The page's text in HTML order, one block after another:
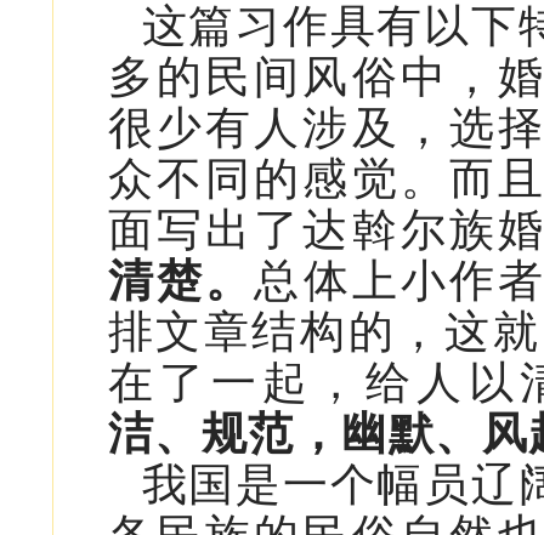
这篇习作具有以下
多的民间风俗中，
很少有人涉及，选
众不同的感觉。而
面写出了达斡尔族
清楚。 总体上小作
排文章结构的，这
在了一起，给人以
洁、规范，幽默、风
我国是一个幅员辽